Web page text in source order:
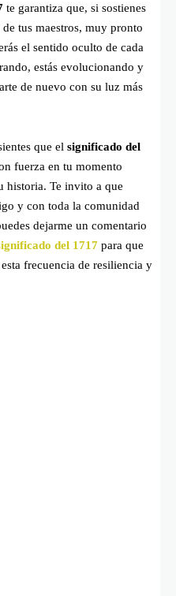
te garantiza que, si sostienes
tus maestros, muy pronto
el sentido oculto de cada
estás evolucionando y
de nuevo con su luz más
que el significado del
fuerza en tu momento
historia. Te invito a que
y con toda la comunidad
dejarme un comentario
del 1717 para que
frecuencia de resiliencia y